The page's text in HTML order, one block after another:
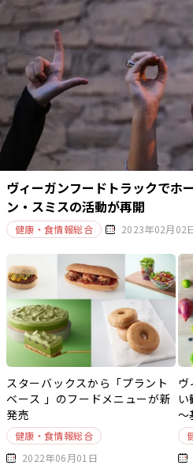
ヴィーガンフードトラックでホ
ン・スミスの活動が再開
健康・食情報総合 2023年02月02
スターバックスから「プラント
ベース 」のフードメニューが新
発売
健康・食情報総合
2022年06月01日
ヴ
い
～